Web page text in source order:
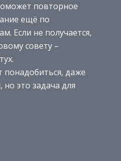
повторное
ещё по
Если не получается,
совету –
даже
но это задача для